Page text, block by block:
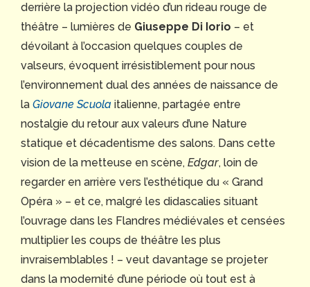
derrière la projection vidéo d’un rideau rouge de
théâtre – lumières de Giuseppe Di Iorio – et
dévoilant à l’occasion quelques couples de
valseurs, évoquent irrésistiblement pour nous
l’environnement dual des années de naissance de
la Giovane Scuola italienne, partagée entre
nostalgie du retour aux valeurs d’une Nature
statique et décadentisme des salons. Dans cette
vision de la metteuse en scène, Edgar, loin de
regarder en arrière vers l’esthétique du « Grand
Opéra » – et ce, malgré les didascalies situant
l’ouvrage dans les Flandres médiévales et censées
multiplier les coups de théâtre les plus
invraisemblables ! – veut davantage se projeter
dans la modernité d’une période où tout est à